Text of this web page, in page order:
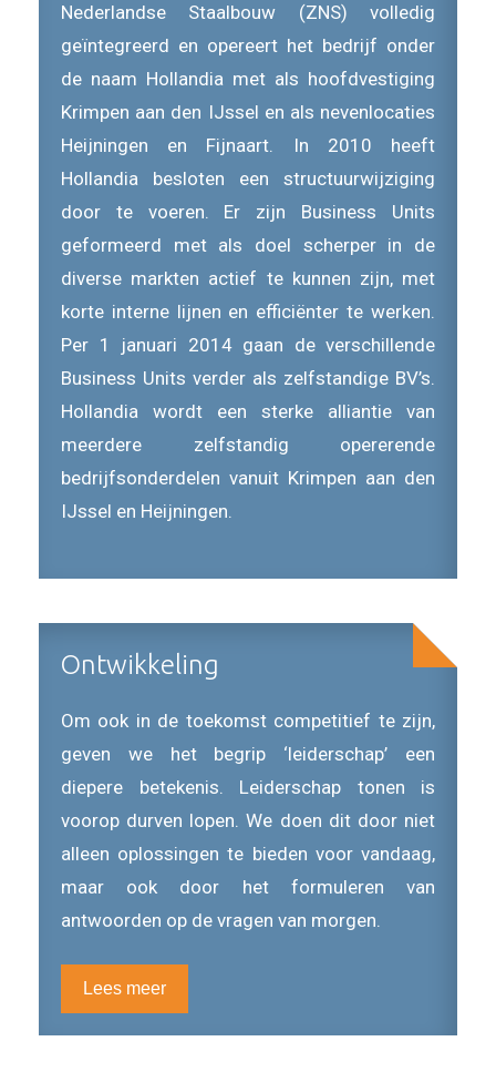
Nederlandse Staalbouw (ZNS) volledig
geïntegreerd en opereert het bedrijf onder
de naam Hollandia met als hoofdvestiging
Krimpen aan den IJssel en als nevenlocaties
Heijningen en Fijnaart. In 2010 heeft
Hollandia besloten een structuurwijziging
door te voeren. Er zijn Business Units
geformeerd met als doel scherper in de
diverse markten actief te kunnen zijn, met
korte interne lijnen en efficiënter te werken.
Per 1 januari 2014 gaan de verschillende
Business Units verder als zelfstandige BV’s.
Hollandia wordt een sterke alliantie van
meerdere zelfstandig opererende
bedrijfsonderdelen vanuit Krimpen aan den
IJssel en Heijningen.
Ontwikkeling
Om ook in de toekomst competitief te zijn,
geven we het begrip ‘leiderschap’ een
diepere betekenis. Leiderschap tonen is
voorop durven lopen. We doen dit door niet
alleen oplossingen te bieden voor vandaag,
maar ook door het formuleren van
antwoorden op de vragen van morgen.
Lees meer